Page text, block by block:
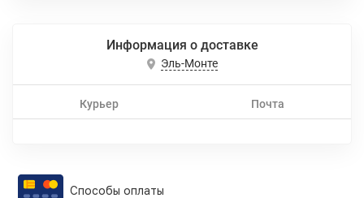
Информация о доставке
Эль-Монте
Курьер Почта
Способы оплаты